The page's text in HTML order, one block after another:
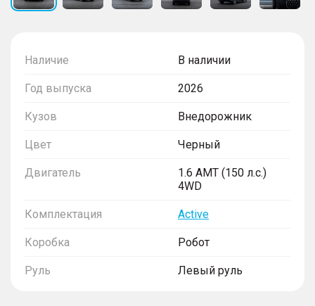
Наличие В наличии
Год выпуска 2026
Кузов Внедорожник
Цвет Черный
Двигатель
1.6 AMT (150 л.с.)
4WD
Комплектация Active
Коробка Робот
Руль Левый руль